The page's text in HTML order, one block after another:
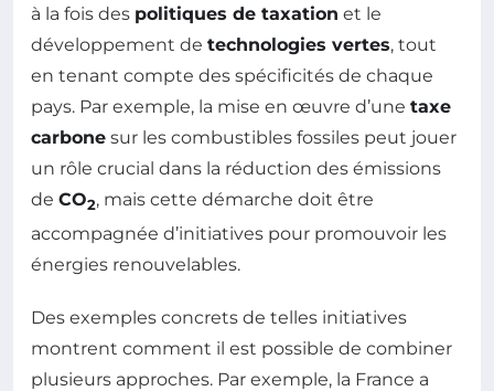
à la fois des politiques de taxation et le
développement de technologies vertes, tout
en tenant compte des spécificités de chaque
pays. Par exemple, la mise en œuvre d’une taxe
carbone sur les combustibles fossiles peut jouer
un rôle crucial dans la réduction des émissions
de CO2, mais cette démarche doit être
accompagnée d’initiatives pour promouvoir les
énergies renouvelables.
Des exemples concrets de telles initiatives
montrent comment il est possible de combiner
plusieurs approches. Par exemple, la France a